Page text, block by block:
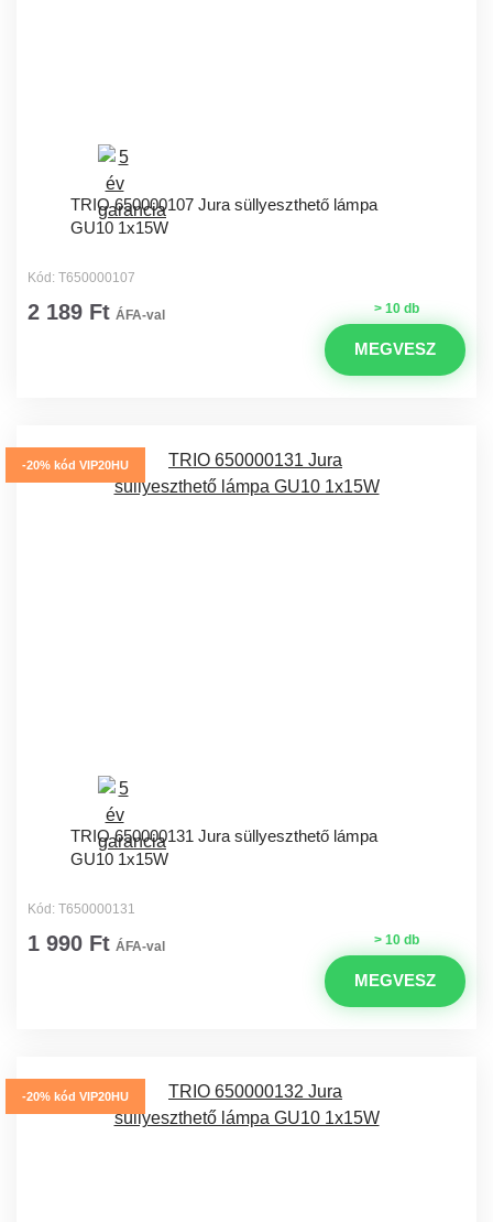
TRIO 650000107 Jura süllyeszthető lámpa
GU10 1x15W
Kód: T650000107
> 10 db
2 189 Ft ÁFA-val
MEGVESZ
-20% kód VIP20HU
TRIO 650000131 Jura süllyeszthető lámpa
GU10 1x15W
Kód: T650000131
> 10 db
1 990 Ft ÁFA-val
MEGVESZ
-20% kód VIP20HU